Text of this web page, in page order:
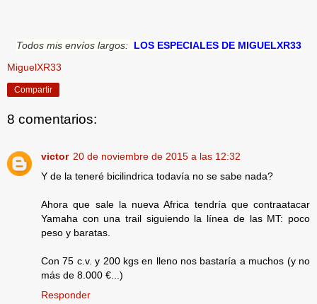
Todos mis envíos largos: LOS ESPECIALES DE MIGUELXR33
MiguelXR33
Compartir
8 comentarios:
victor 20 de noviembre de 2015 a las 12:32
Y de la teneré bicilindrica todavía no se sabe nada?
Ahora que sale la nueva Africa tendría que contraatacar
Yamaha con una trail siguiendo la línea de las MT: poco
peso y baratas.
Con 75 c.v. y 200 kgs en lleno nos bastaría a muchos (y no
más de 8.000 €...)
Responder